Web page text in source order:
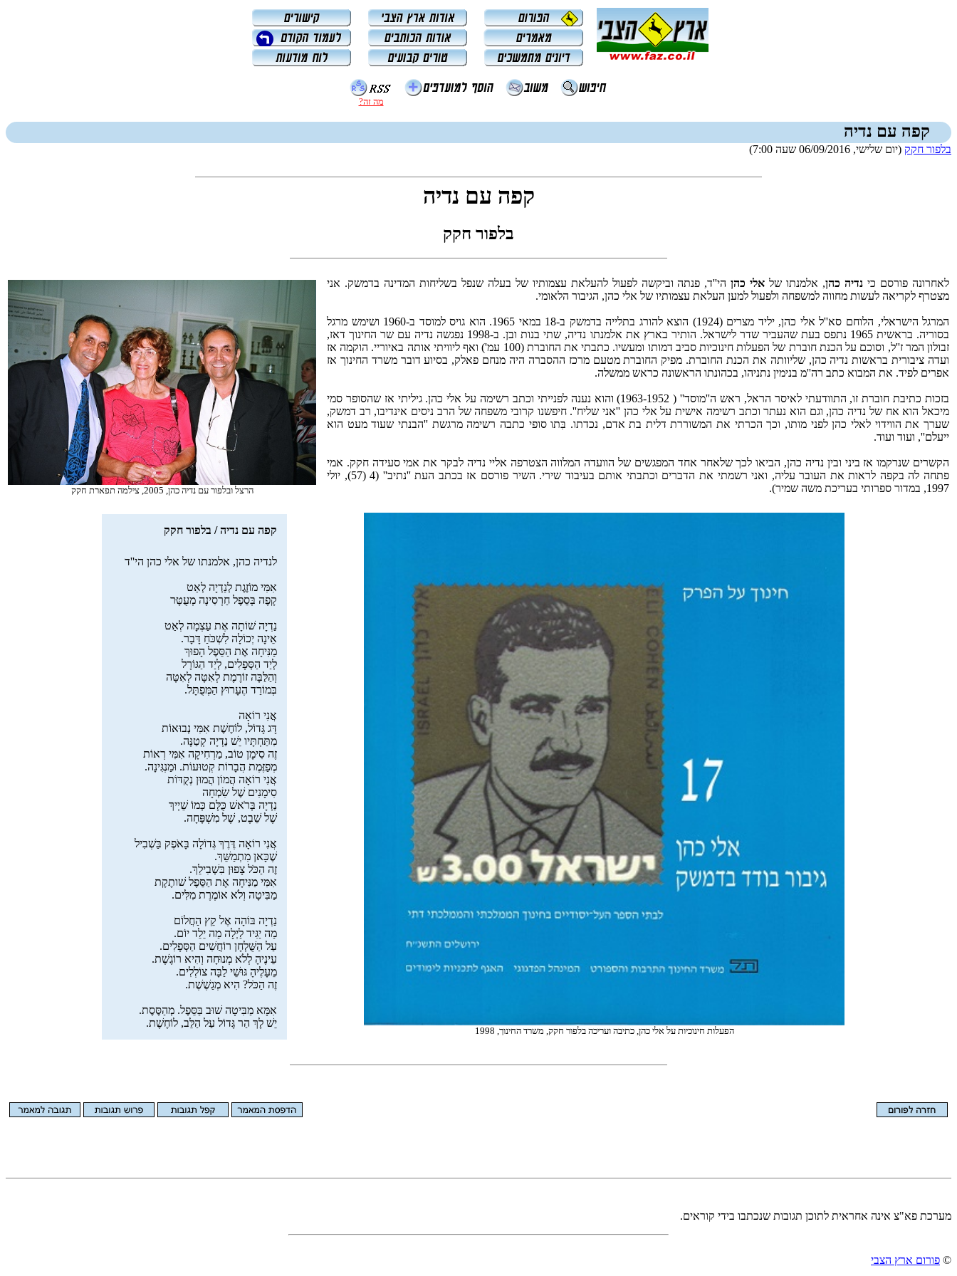
מה זה?
קפה עם נדיה
בלפור חקק (יום שלישי, 06/09/2016 שעה 7:00)
קפה עם נדיה
בלפור חקק
הרצל ובלפור עם נדיה כהן, 2005, צילמה תפארת חקק
לאחרונה פורסם כי נדיה כהן, אלמנתו של אלי כהןהי''ד, פנתה וביקשה לפעול להעלאת עצמותיו של בעלה שנפל בשליחות המדינה בדמשק. אני
מצטרף לקריאה לעשות מחווה למשפחה ולפעול למען העלאת עצמותיו של אלי כהן, הגיבור הלאומי.
המרגל הישראלי, הלוחם סא''ל אלי כהן, יליד מצרים (1924) הוצא להורג בתלייה בדמשק ב-‏18 במאי 1965. הוא גויס למוסד ב-‏1960 ושימש מרגל
בסוריה. בראשית 1965 נתפס בעת שהעביר שדר לישראל. הותיר בארץ את אלמנתו נדיה, שתי בנות ובן. ב-‏1998 נפגשה נדיה עם שר החינוך דאז,
זבולון המר ז''ל, וסוכם על הכנת חוברת של הפעלות חינוכיות סביב דמותו ומעשיו. כתבתי את החוברת (100 עמ') ואף ליוויתי אותה באיוריי. הוקמה אז
ועדה ציבורית בראשות נדיה כהן, שליוותה את הכנת החוברת. מפיק החוברת מטעם מרכז ההסברה היה מנחם פאלק, בסיוע דובר משרד החינוך אז
אפרים לפיד. את המבוא כתב רה''מ בנימין נתניהו, בכהונתו הראשונה כראש ממשלה.
בזכות כתיבת חוברת זו, התוודעתי לאיסר הראל, ראש ה''מוסד'' ( 1963-1952) והוא נענה לפנייתי וכתב רשימה על אלי כהן. גיליתי אז שהסופר סמי
מיכאל הוא אח של נדיה כהן, וגם הוא נעתר וכתב רשימה אישית על אלי כהן ''אני שליח''. חיפשנו קרובי משפחה של הרב ניסים אינדיבו, רב דמשק,
שערך את הווידוי לאלי כהן לפני מותו, וכך הכרתי את המשוררת דלית בת אדם, נכדתו. בִּתו סופי כתבה רשימה מרגשת ''הבנתי שעוד מעט הוא
ייעלם'', ועוד ועוד.
הקשרים שנרקמו אז ביני ובין נדיה כהן, הביאו לכך שלאחר אחד המפגשים של הוועדה המלווה הצטרפה אליי נדיה לבקר את אמי סעידה חקק. אמי
פתחה לה בקפה לראות את העובר עליה, ואני רשמתי את הדברים וכתבתי אותם בעיבוד שירי. השיר פורסם אז בכתב העת ''נתיב'' (4 (57), יולי
1997, במדור ספרותי בעריכת משה שמיר).
הפעלות חינוכיות על אלי כהן, כתיבה ועריכה בלפור חקק, משרד החינוך, 1998
קפה עם נדיה / בלפור חקק
לנדיה כהן, אלמנתו של אלי כהן הי''ד
אִמִּי מוֹזֶגֶת לְנַדְיָה לְאַט
קָפֶה בְּסֵפֶל חַרְסִינָה מְעֻטָּּר
נַדְיָה שׁוֹתָה אֶת עַצְמָה לְאַט
אֵינָה יְכוֹלָה לִשְׁכֹּחַ דָּבָר.
מַנִּיחָה אֶת הַסֵּפֶל הָפוּךְ
לְיַד הַסְּפָלִים, לְיַד הַגּוֹרָל
וְהַלַּבָּה זוֹרֶמֶת לְאִטָּה לְאִטָּה
בְּמוֹרַד הֶעָרוּץ הַמְּפֻתָּל.
אֲנִי רוֹאָה
דָּג גָּדוֹל, לוֹחֶשֶׁת אִמִּי נְבוּאוֹת
מִתַּחְתָּיו יֵשׁ נַדְיָה קְטַנָּה.
זֶה סִימָן טוֹב, מַרְחִיקָה אִמִּי רְאוֹת
מְפַזֶּמֶת הֲבָרוֹת קְטוּעוֹת. וּמַנְגִּינָה.
אֲנִי רוֹאָה הֲמוֹן הֲמוּן נְקֻדּוֹת
סִימָנִים שֶׁל שִׂמְחָה
נַדְיָה בְּרֹאשׁ כֻּלָּם כְּמוֹ שֵׁיְיךְ
שֶׁל שֵׁבֶט, שֶׁל מִשְׁפָּחָה.
אֲנִי רוֹאָה דֶּרֶךְ גְּדוֹלָה בָּאֹפֶק בַּשְׁבִיל
שֶׁכָּאן מִתְמַשֵּׁךְ.
זֶה הַכֹּל צָפוּן בִּשְׁבִילֵךְ.
אִמִּי מַנִּיחָה אֶת הַסֵּפֶל שׁותֶקֶת
מַבִּיטָה וְלֹא אוֹמֶרֶת מִלִּים.
נַדְיָה בּוֹהָה אֶל קֵץ הַחֲלוֹם
מַה יַגִּיד לַיְלָה מַה יֵלֵד יוֹם.
עַל הַשֻּׁלְחָן רוֹחֲשִׁים הַסְּפָלִים.
עֵינֶיהָ לְלֹא מְנוּחָה וְהִיא רוֹגֶשֶׁת.
מֵעָלֶיהָ גּוּשֵׁי לַבָּה צוֹלְלִים.
זֶה הַכֹּל? הִיא מְגַשֶׁשֶׁת.
אִמָּא מַבִּיטָה שׁוּב בַּסֵּפֶל. מְהַסֶּסֶת.
יֵשׁ לָךְ הַר גָּדוֹל עַל הַלֵּב, לוֹחֶשֶׁת.
מערכת פא"צ אינה אחראית לתוכן תגובות שנכתבו בידי קוראים.
© פורום ארץ הצבי